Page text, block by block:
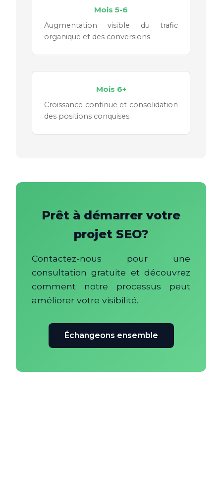
Mois 5-6
Augmentation visible du trafic
organique et des conversions.
Mois 6+
Croissance continue et consolidation
des positions conquises.
Prêt à démarrer votre
projet SEO?
Contactez-nous pour une
consultation gratuite et découvrez
comment notre processus peut
améliorer votre visibilité.
Échangeons ensemble